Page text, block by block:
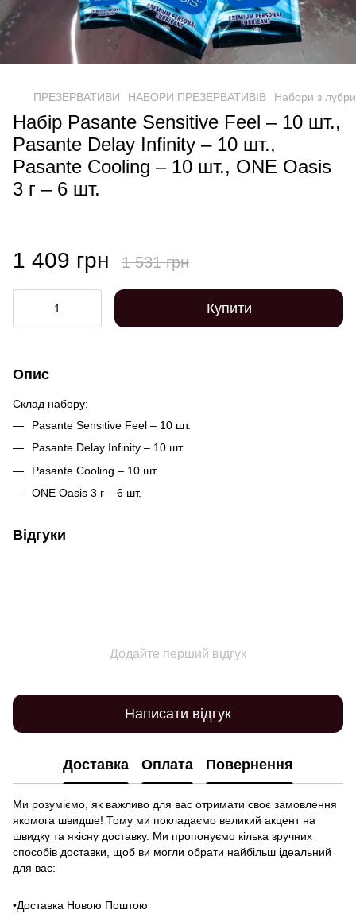
ПРЕЗЕРВАТИВИ НАБОРИ ПРЕЗЕРВАТИВІВ Набори з
Набір Pasante Sensitive Feel – 10 шт.,
Pasante Delay Infinity – 10 шт.,
Pasante Cooling – 10 шт., ONE Oasis
3 г – 6 шт.
1 409 грн 1 531 грн
Купити
Опис
Склад набору:
Pasante Sensitive Feel – 10 шт.
Pasante Delay Infinity – 10 шт.
Pasante Cooling – 10 шт.
ONE Oasis 3 г – 6 шт.
Відгуки
Додайте перший відгук
Написати відгук
Доставка Оплата Повернення
Ми розуміємо, як важливо для вас отримати своє замовлення
якомога швидше! Тому ми покладаємо великий акцент на
швидку та якісну доставку. Ми пропонуємо кілька зручних
способів доставки, щоб ви могли обрати найбільш ідеальний
для вас:
•Доставка Новою Поштою